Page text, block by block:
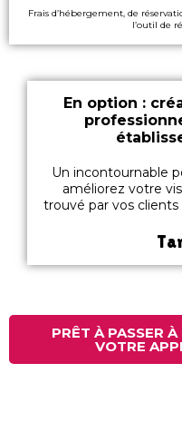
Frais d’hébergement, de
l’outil de
En option :
Un incontournable
améliorez votre
trouvé par vos
PRÊT À PASSER
VOTRE